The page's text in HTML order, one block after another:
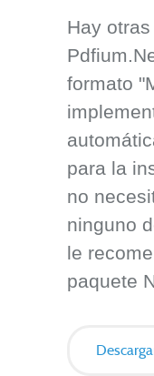
Hay
formato
para la
no
ninguno
le
paquete